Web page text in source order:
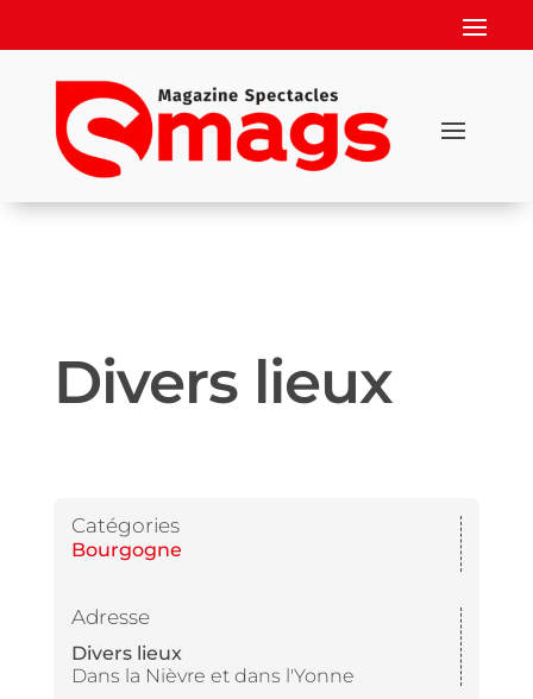
Divers lieux
Catégories
Bourgogne
Adresse
Divers lieux
Dans la Nièvre et dans l'Yonne